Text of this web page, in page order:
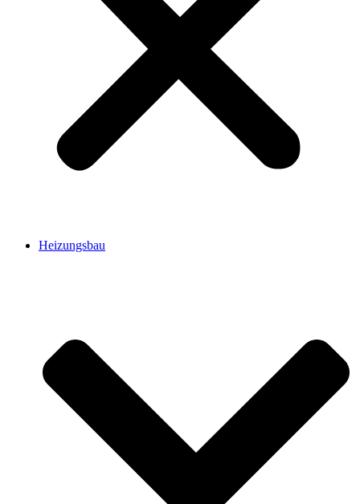
Heizungsbau